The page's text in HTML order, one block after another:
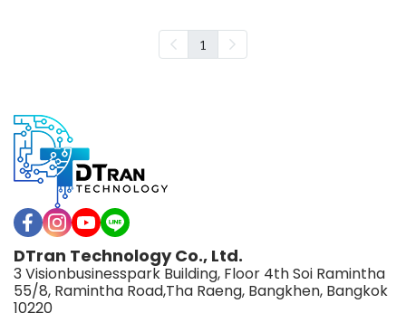
1
DTran Technology Co., Ltd.
3 Visionbusinesspark Building, Floor 4th Soi Ramintha
55/8, Ramintha Road,Tha Raeng, Bangkhen, Bangkok
10220